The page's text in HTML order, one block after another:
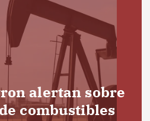
alertan sobre
combustibles